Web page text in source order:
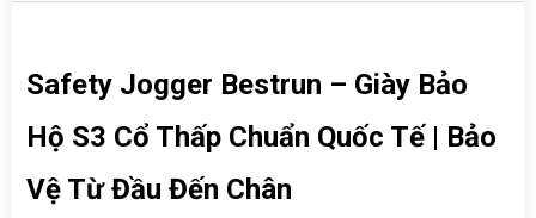
Safety Jogger Bestrun – Giày Bảo
Hộ S3 Cổ Thấp Chuẩn Quốc Tế | Bảo
Vệ Từ Đầu Đến Chân